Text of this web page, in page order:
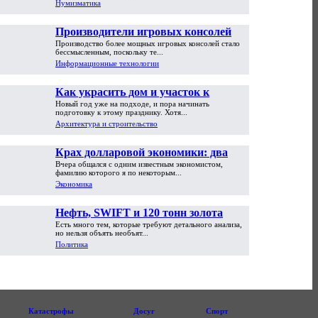
Нумизматика
Производители игровых консолей
достигли предела возможностей
Производство более мощных игровых консолей стало
бессмысленным, поскольку те...
Информационные технологии
Как украсить дом и участок к
Новому году
Новый год уже на подходе, и пора начинать
подготовку к этому празднику. Хотя...
Архитектура и строительство
Крах долларовой экономики: два
пути обрушения
Вчера общался с одним известным экономистом,
фамилию которого я по некоторым...
Экономика
Нефть, SWIFT и 120 тонн золота
Есть много тем, которые требуют детального анализа,
но нельзя объять необъят...
Политика
Катастрофы Досуг Спорт